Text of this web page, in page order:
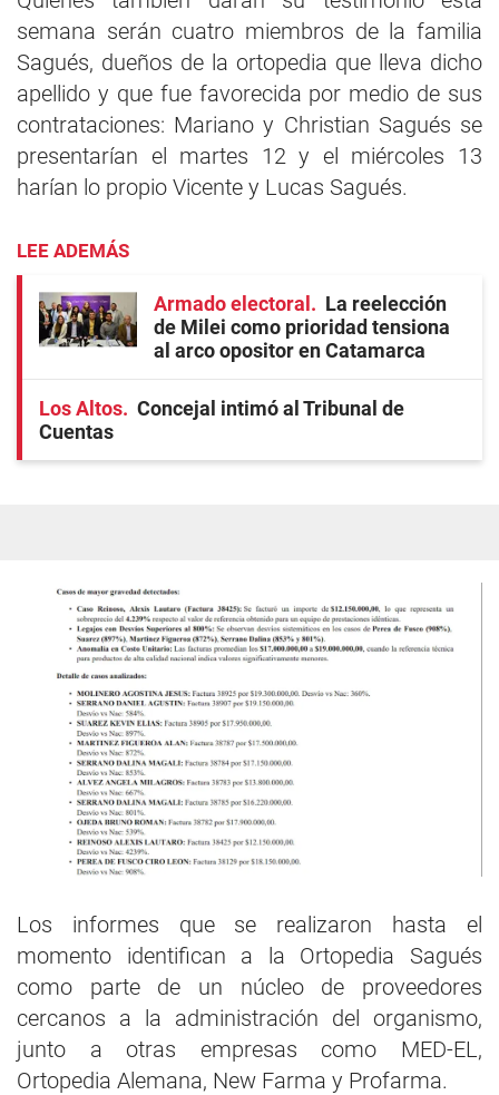
semana serán cuatro miembros de la familia
Sagués, dueños de la ortopedia que lleva dicho
apellido y que fue favorecida por medio de sus
contrataciones: Mariano y Christian Sagués se
presentarían el martes 12 y el miércoles 13
harían lo propio Vicente y Lucas Sagués.
LEE ADEMÁS
Armado electoral
La reelección
de Milei como prioridad tensiona
al arco opositor en Catamarca
Los Altos
Concejal intimó al Tribunal de
Cuentas
Los informes que se realizaron hasta el
momento identifican a la Ortopedia Sagués
como parte de un núcleo de proveedores
cercanos a la administración del organismo,
junto a otras empresas como MED-EL,
Ortopedia Alemana, New Farma y Profarma.